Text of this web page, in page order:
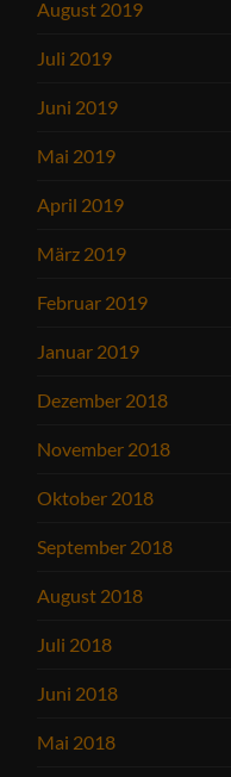
August 2019
Juli 2019
Juni 2019
Mai 2019
April 2019
März 2019
Februar 2019
Januar 2019
Dezember 2018
November 2018
Oktober 2018
September 2018
August 2018
Juli 2018
Juni 2018
Mai 2018